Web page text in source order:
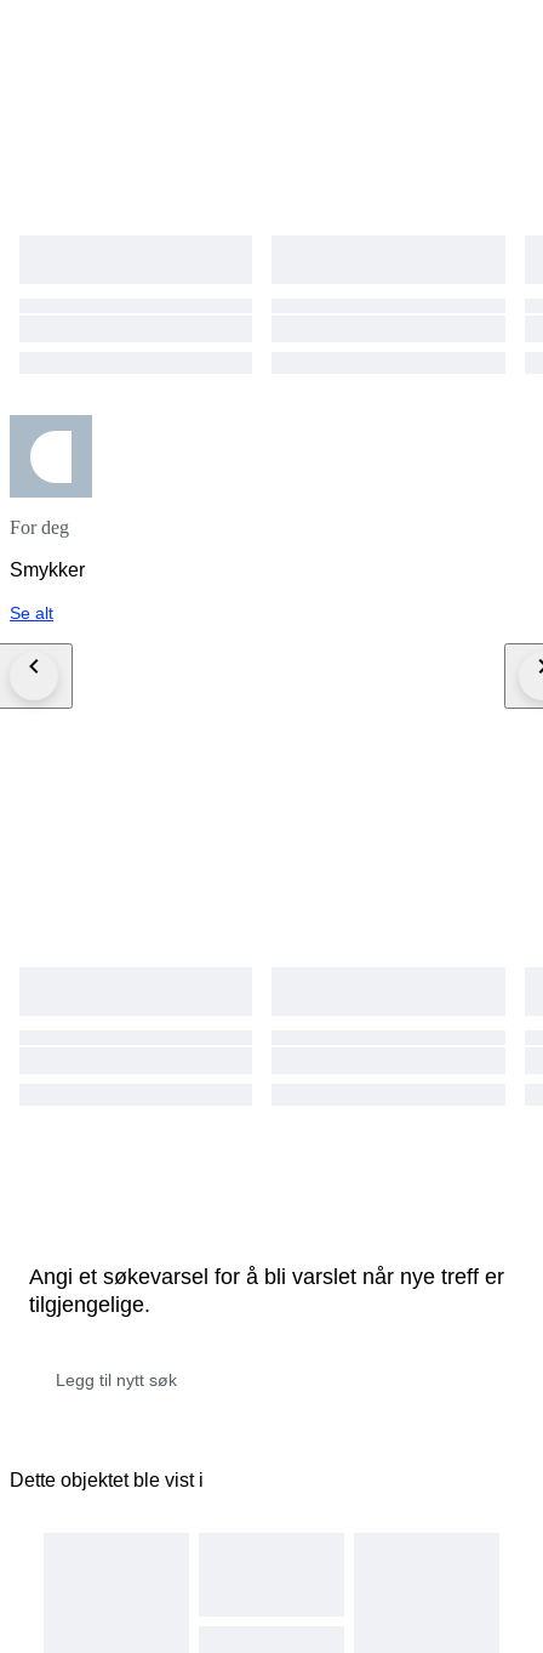
For deg
Smykker
Se alt
Angi et søkevarsel for å bli varslet når nye treff er
tilgjengelige.
Dette objektet ble vist i